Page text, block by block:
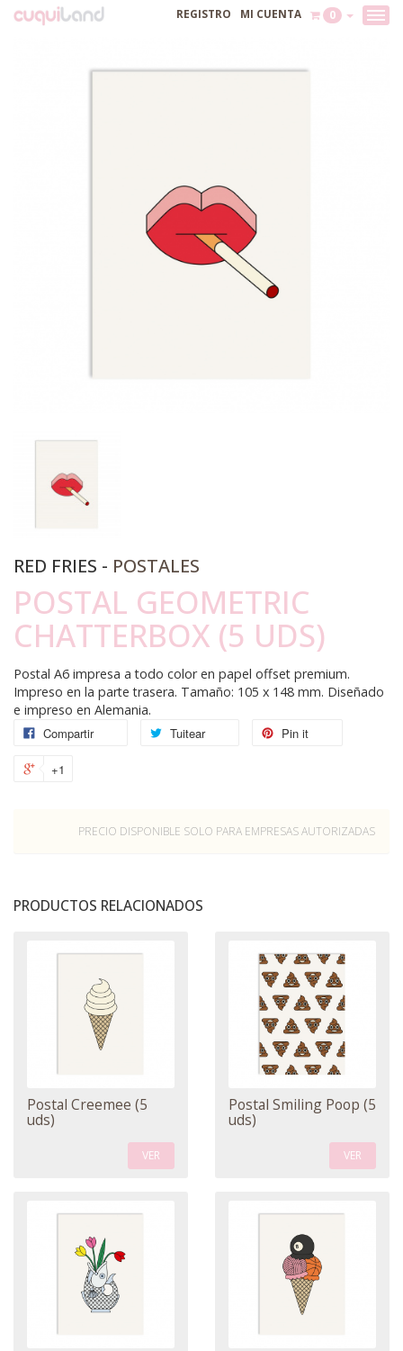
REGISTRO MI CUENTA 0
RED FRIES - POSTALES
POSTAL GEOMETRIC
CHATTERBOX (5 UDS)
Postal A6 impresa a todo color en papel offset premium.
Impreso en la parte trasera. Tamaño: 105 x 148 mm. Diseñado
e impreso en Alemania.
Compartir
Tuitear Pin it
+1
PRECIO DISPONIBLE SOLO PARA EMPRESAS AUTORIZADAS
PRODUCTOS RELACIONADOS
Postal Creemee (5
uds)
VER
Postal Smiling Poop (5
uds)
VER